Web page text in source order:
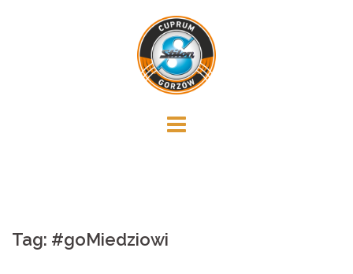
Tag: #goMiedziowi